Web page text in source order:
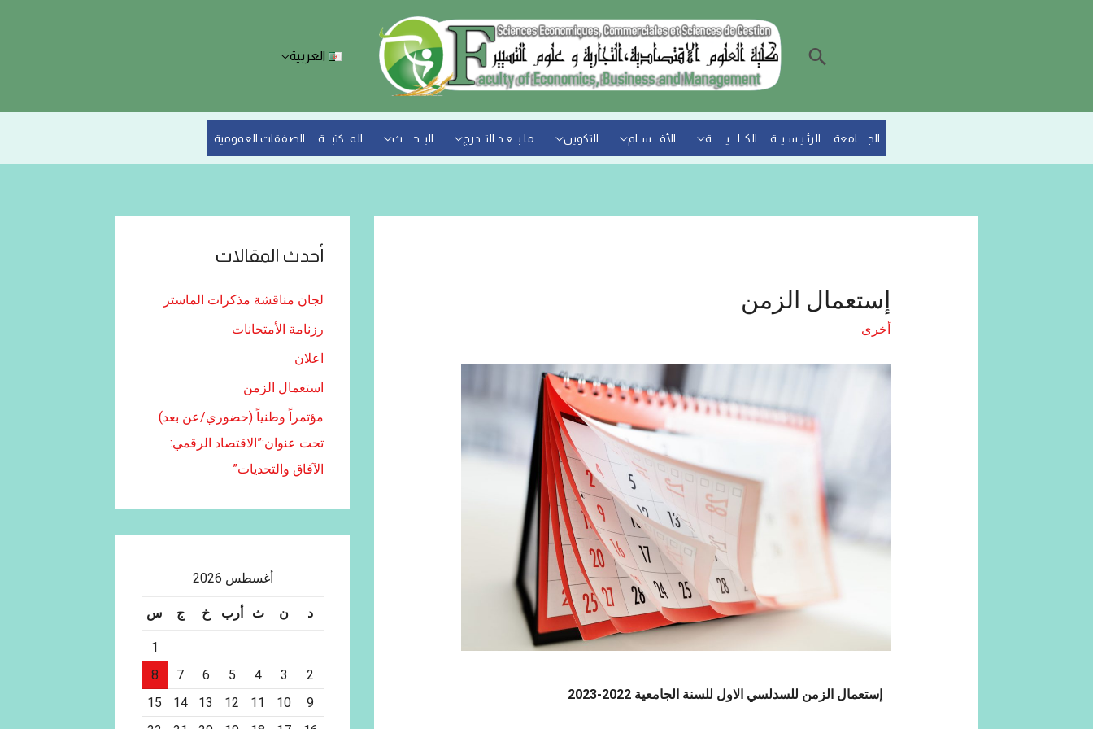
العربية
الجــــامعة الرئـيـسـيــة الكــلـــيــــــة الأقـــسـام التكوين ما بــعـد التــدرج البــحــــث المــكتبـــة الصفقات العمومية
إستعمال الزمن
أخرى
إستعمال الزمن للسدلسي الاول للسنة الجامعية 2022-2023
أحدث المقالات
لجان مناقشة مذكرات الماستر
رزنامة الأمتحانات
اعلان
استعمال الزمن
مؤتمراً وطنياً (حضوري/عن بعد)
تحت عنوان:”الاقتصاد الرقمي:
الآفاق والتحديات”
أغسطس 2026
د ن ث أرب خ ج س
1
2
3
4
5
6
7
8
9
10
11
12
13
14
15